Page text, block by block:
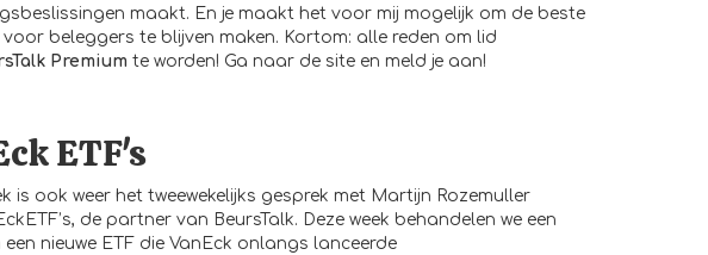
maakt. En je maakt het voor mij mogelijk om de beste
beleggers te blijven maken. Kortom: alle reden om lid
Premium te worden! Ga naar de site en meld je aan!
ETF's
is ook weer het tweewekelijks gesprek met Martijn Rozemuller
, de partner van BeursTalk. Deze week behandelen we een
nieuwe ETF die VanEck onlangs lanceerde